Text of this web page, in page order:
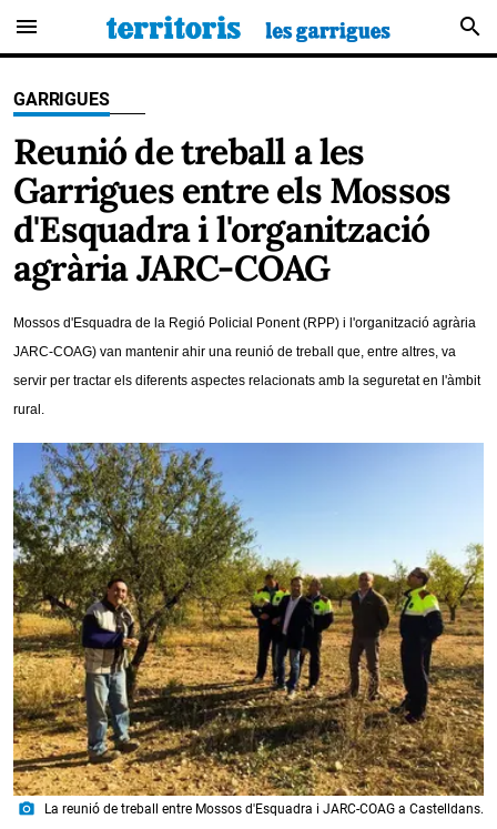
menu search
GARRIGUES
Reunió de treball a les
Garrigues entre els Mossos
d'Esquadra i l'organització
agrària JARC-COAG
Mossos d'Esquadra de la Regió Policial Ponent (RPP) i l'organització agrària
JARC-COAG) van mantenir ahir una reunió de treball que, entre altres, va
servir per tractar els diferents aspectes relacionats amb la seguretat en l'àmbit
rural.
photo_camera La reunió de treball entre Mossos d'Esquadra i JARC-COAG a Castelldans.